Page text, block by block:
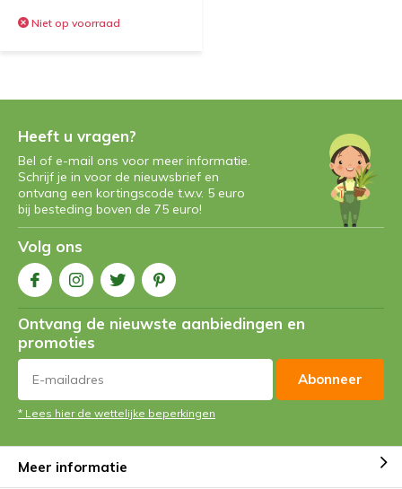
Niet op voorraad
Heeft u vragen?
Bel of e-mail ons voor meer informatie.
Schrijf je in voor de nieuwsbrief en
ontvang een kortingscode t.w.v. 5 euro
bij besteding boven de 75 euro!
Volg ons
Ontvang de nieuwste aanbiedingen en
promoties
Abonneer
* Lees hier de wettelijke beperkingen
Meer informatie